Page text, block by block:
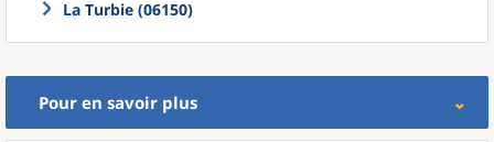
La Turbie (06150)
Pour en savoir plus